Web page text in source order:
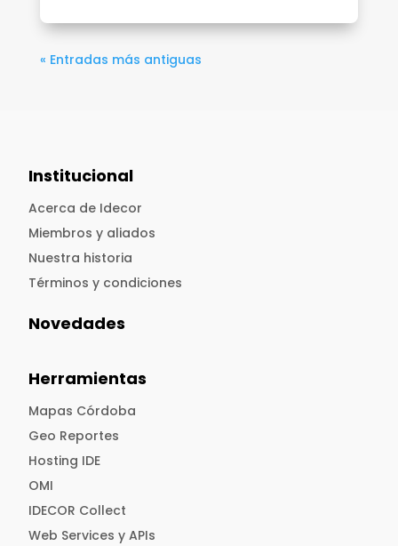
« Entradas más antiguas
Institucional
Acerca de Idecor
Miembros y aliados
Nuestra historia
Términos y condiciones
Novedades
Herramientas
Mapas Córdoba
Geo Reportes
Hosting IDE
OMI
IDECOR Collect
Web Services y APIs